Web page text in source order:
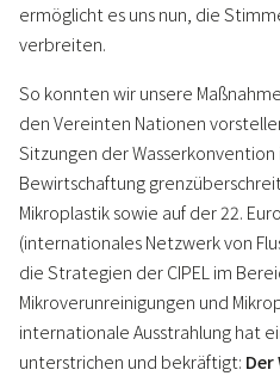
ermöglicht es uns nun, die
verbreiten.
So konnten wir unsere
den Vereinten Nationen
Sitzungen der
Bewirtschaftung
Mikroplastik sowie auf der 22.
(internationales Netzwerk von
die Strategien der CIPEL im
Mikroverunreinigungen und
internationale Ausstrahlung hat
unterstrichen und bekräftigt: Der